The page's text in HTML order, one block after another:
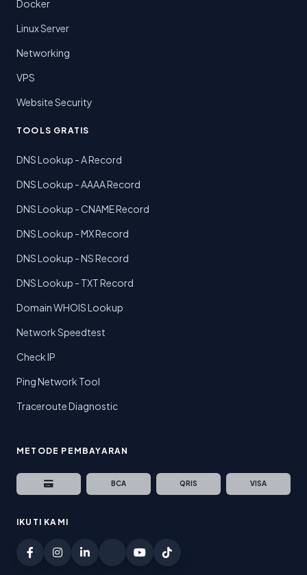
Docker
Linux Server
Networking
VPS
Website Security
TOOLS GRATIS
DNS Lookup - A Record
DNS Lookup - AAAA Record
DNS Lookup - CNAME Record
DNS Lookup - MX Record
DNS Lookup - NS Record
DNS Lookup - TXT Record
Domain WHOIS Lookup
Network Speedtest
Check IP
Ping Network Tool
Traceroute Diagnostic
METODE PEMBAYARAN
BCA QRIS VISA
IKUTI KAMI